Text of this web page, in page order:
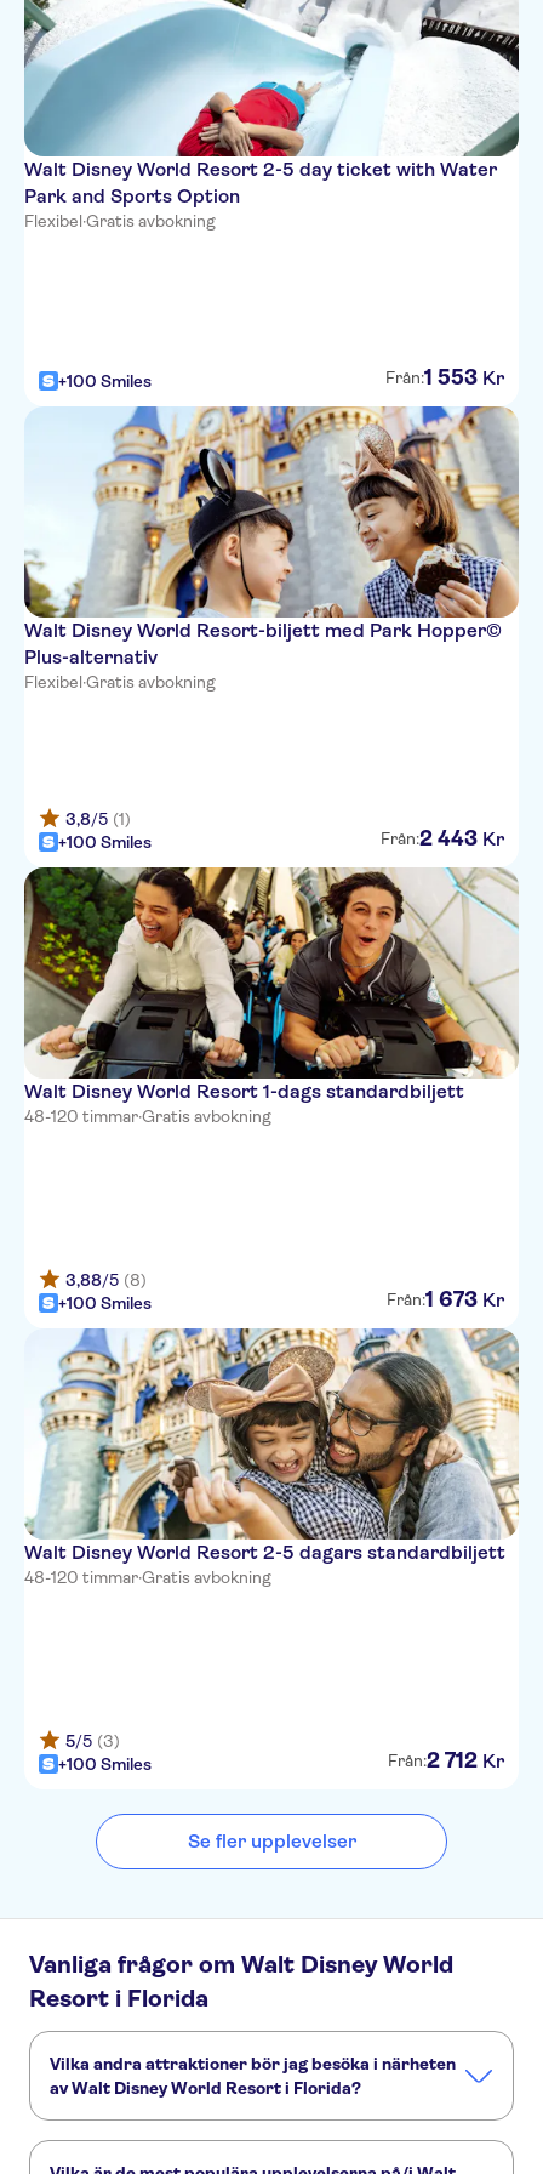
Walt Disney World Resort 2-5 day ticket with Water
Park and Sports Option
Flexibel·Gratis avbokning
+100 Smiles Från:1 553 Kr
Walt Disney World Resort-biljett med Park Hopper©
Plus-alternativ
Flexibel·Gratis avbokning
3,8/5 (1)
+100 Smiles
Från:2 443 Kr
Walt Disney World Resort 1-dags standardbiljett
48-120 timmar·Gratis avbokning
3,88/5 (8)
+100 Smiles
Från:1 673 Kr
Walt Disney World Resort 2-5 dagars standardbiljett
48-120 timmar·Gratis avbokning
5/5 (3)
+100 Smiles
Från:2 712 Kr
Se fler upplevelser
Vanliga frågor om Walt Disney World
Resort i Florida
Vilka andra attraktioner bör jag besöka i närheten
av Walt Disney World Resort i Florida?